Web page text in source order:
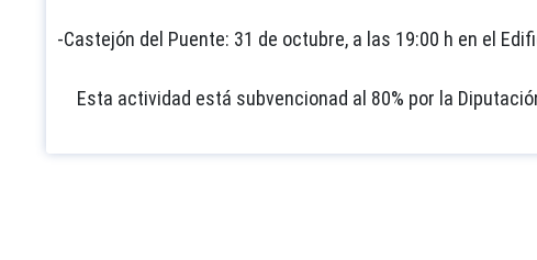
-Castejón del Puente: 31 de octubre, a las 19:00 h en el
Esta actividad está subvencionad al 80% por la